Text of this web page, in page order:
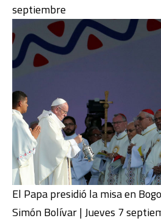
septiembre
El Papa presidió la misa en
Simón Bolívar | Jueves 7